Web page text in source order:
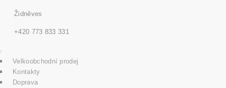
Židněves
+420 773 833 331
Velkoobchodní prodej
Kontakty
Doprava